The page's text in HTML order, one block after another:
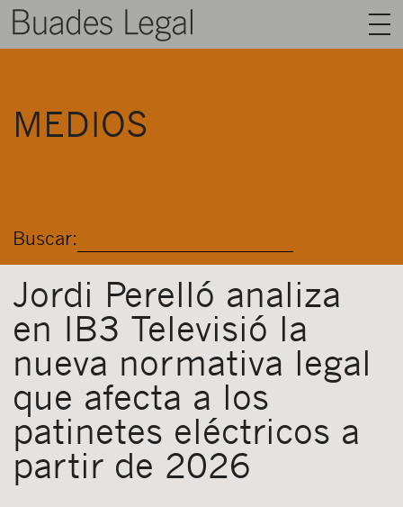
CONTACTO
MEDIOS
Buscar:
Jordi Perelló analiza
en IB3 Televisió la
nueva normativa legal
que afecta a los
patinetes eléctricos a
partir de 2026